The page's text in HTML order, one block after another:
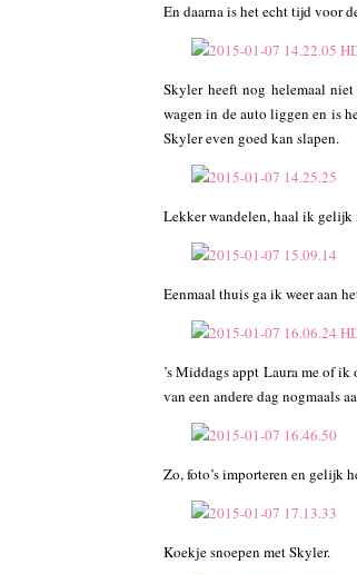
En daarna is het echt tijd voor
Skyler heeft nog helemaal
wagen in de auto liggen en is
Skyler even goed kan slapen.
Lekker wandelen, haal ik gelijk
Eenmaal thuis ga ik weer aan
’s Middags appt Laura me of
van een andere dag nogmaals
Zo, foto’s importeren en gelijk
Koekje snoepen met Skyler.